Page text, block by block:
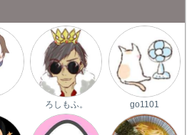
ろしもふ。 go1101